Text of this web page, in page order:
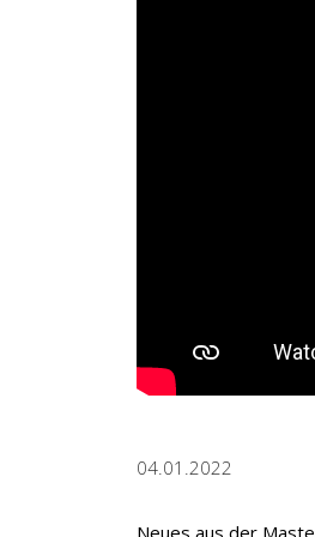
04.01.2022
Neues aus der